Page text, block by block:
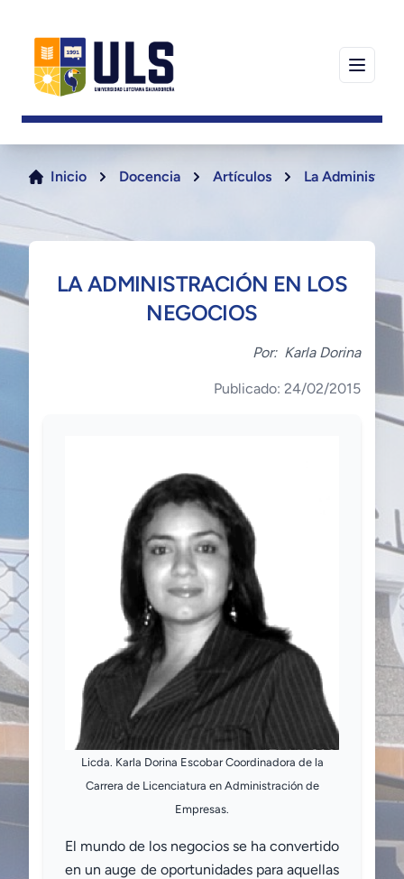
Inicio Docencia Artículos La
LA ADMINISTRACIÓN EN LOS
NEGOCIOS
Por: Karla Dorina
Publicado: 24/02/2015
Licda. Karla Dorina Escobar Coordinadora de la
Carrera de Licenciatura en Administración de
Empresas.
El mundo de los negocios se ha convertido
en un auge de oportunidades para aquellas